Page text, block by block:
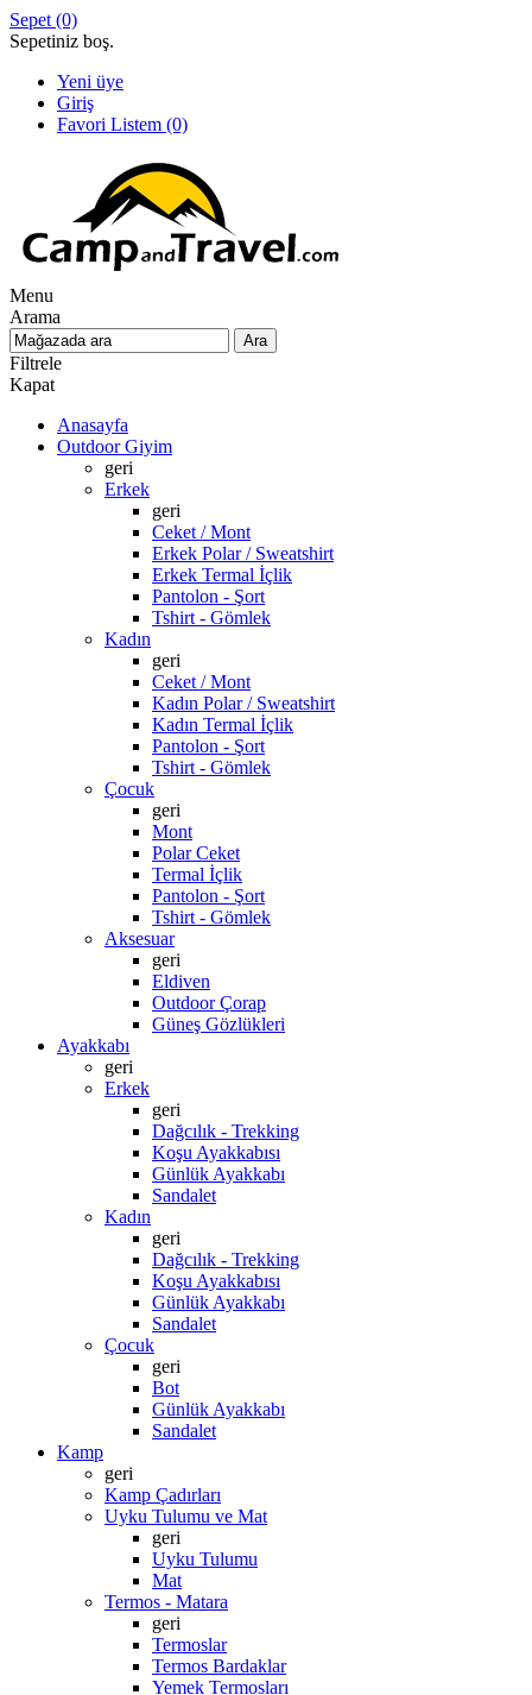
Sepet (0)
Sepetiniz boş.
Yeni üye
Giriş
Favori Listem (0)
Menu
Arama
Filtrele
Kapat
Anasayfa
Outdoor Giyim
geri
Erkek
geri
Ceket / Mont
Erkek Polar / Sweatshirt
Erkek Termal İçlik
Pantolon - Şort
Tshirt - Gömlek
Kadın
geri
Ceket / Mont
Kadın Polar / Sweatshirt
Kadın Termal İçlik
Pantolon - Şort
Tshirt - Gömlek
Çocuk
geri
Mont
Polar Ceket
Termal İçlik
Pantolon - Şort
Tshirt - Gömlek
Aksesuar
geri
Eldiven
Outdoor Çorap
Güneş Gözlükleri
Ayakkabı
geri
Erkek
geri
Dağcılık - Trekking
Koşu Ayakkabısı
Günlük Ayakkabı
Sandalet
Kadın
geri
Dağcılık - Trekking
Koşu Ayakkabısı
Günlük Ayakkabı
Sandalet
Çocuk
geri
Bot
Günlük Ayakkabı
Sandalet
Kamp
geri
Kamp Çadırları
Uyku Tulumu ve Mat
geri
Uyku Tulumu
Mat
Termos - Matara
geri
Termoslar
Termos Bardaklar
Yemek Termosları